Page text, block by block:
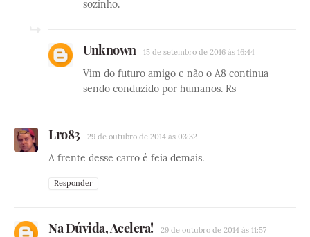
sozinho.
Unknown 15 de setembro de 2016 às 16:44
Vim do futuro amigo e não o A8 continua
sendo conduzido por humanos. Rs
Lro83 29 de outubro de 2014 às 03:32
A frente desse carro é feia demais.
Responder
Na Dúvida, Acelera! 29 de outubro de 2014 às 11:57